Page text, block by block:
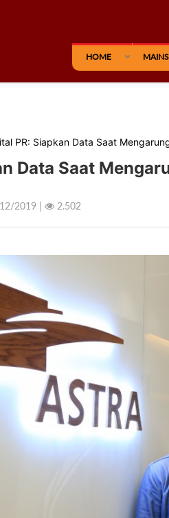
HOME
PR: Siapkan Data Saat
Data Saat
2019 | 2.502